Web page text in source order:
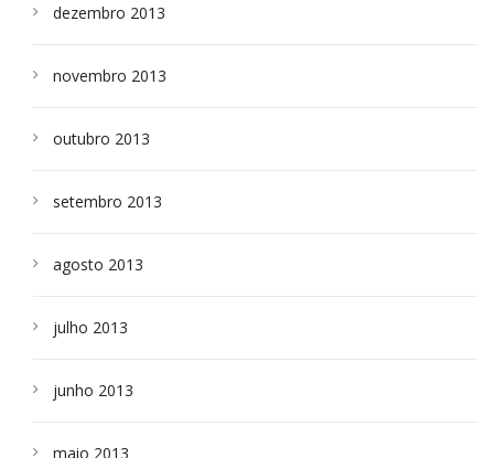
dezembro 2013
novembro 2013
outubro 2013
setembro 2013
agosto 2013
julho 2013
junho 2013
maio 2013